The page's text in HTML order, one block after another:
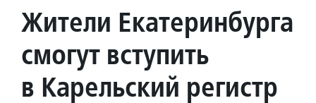
Жители Екатеринбурга
смогут вступить
в Карельский регистр